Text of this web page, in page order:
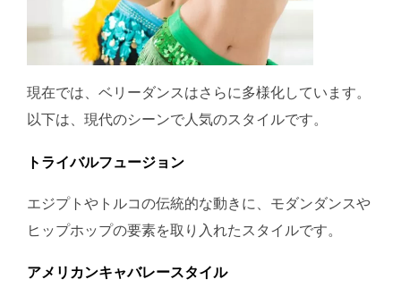
現在では、ベリーダンスはさらに多様化しています。
以下は、現代のシーンで人気のスタイルです。
トライバルフュージョン
エジプトやトルコの伝統的な動きに、モダンダンスや
ヒップホップの要素を取り入れたスタイルです。
アメリカンキャバレースタイル